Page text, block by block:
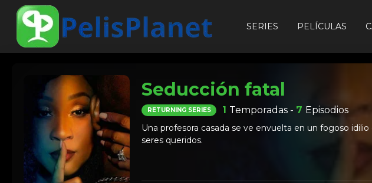
SERIES PELÍCULAS
Seducción fatal
RETURNING SERIES 1 Temporadas - 7 Episodios
Una profesora casada se ve envuelta en un fogoso
seres queridos.